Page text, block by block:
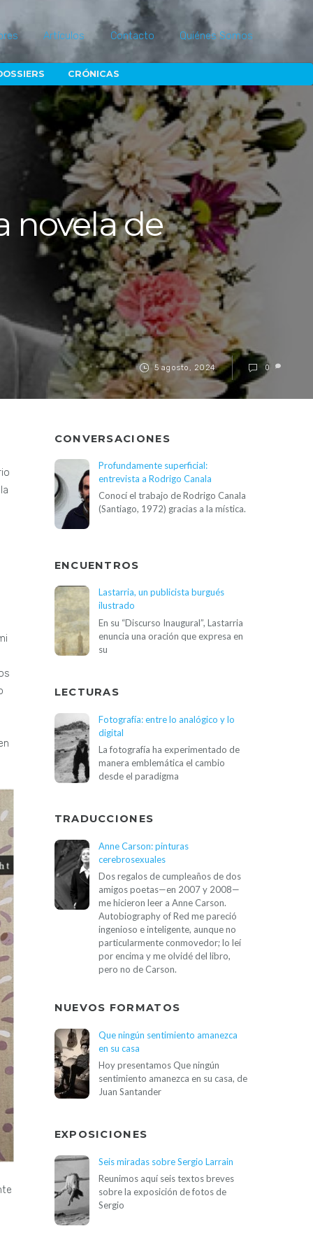
Artículos Contacto Quiénes Somos
CRÓNICAS
5 agosto, 2024
novela de
0
CONVERSACIONES
Profundamente superficial:
entrevista a Rodrigo Canala
Conocí el trabajo de Rodrigo Canala
(Santiago, 1972) gracias a la mística.
ENCUENTROS
Lastarria, un publicista burgués
ilustrado
En su “Discurso Inaugural”, Lastarria
enuncia una oración que expresa en
su
LECTURAS
Fotografía: entre lo analógico y lo
digital
La fotografía ha experimentado de
manera emblemática el cambio
desde el paradigma
TRADUCCIONES
Anne Carson: pinturas
cerebrosexuales
Dos regalos de cumpleaños de dos
amigos poetas—en 2007 y 2008—
me hicieron leer a Anne Carson.
Autobiography of Red me pareció
ingenioso e inteligente, aunque no
particularmente conmovedor; lo leí
por encima y me olvidé del libro,
pero no de Carson.
NUEVOS FORMATOS
Que ningún sentimiento amanezca
en su casa
Hoy presentamos Que ningún
sentimiento amanezca en su casa, de
Juan Santander
EXPOSICIONES
Seis miradas sobre Sergio Larrain
Reunimos aquí seis textos breves
sobre la exposición de fotos de
Sergio